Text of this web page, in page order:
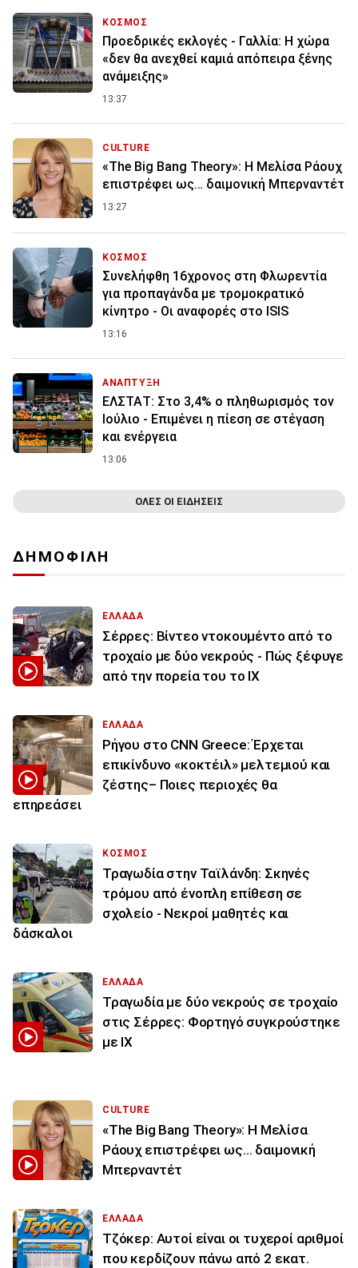
ΚΟΣΜΟΣ
Προεδρικές εκλογές - Γαλλία: Η χώρα
«δεν θα ανεχθεί καμιά απόπειρα ξένης
ανάμειξης»
13:37
CULTURE
«The Big Bang Theory»: Η Μελίσα Ράουχ
επιστρέφει ως… δαιμονική Μπερναντέτ
13:27
ΚΟΣΜΟΣ
Συνελήφθη 16χρονος στη Φλωρεντία
για προπαγάνδα με τρομοκρατικό
κίνητρο - Οι αναφορές στο ISIS
13:16
ΑΝΑΠΤΥΞΗ
ΕΛΣΤΑΤ: Στο 3,4% ο πληθωρισμός τον
Ιούλιο - Επιμένει η πίεση σε στέγαση
και ενέργεια
13:06
ΟΛΕΣ ΟΙ ΕΙΔΗΣΕΙΣ
ΔΗΜΟΦΙΛΗ
ΕΛΛΑΔΑ
Σέρρες: Βίντεο ντοκουμέντο από το
τροχαίο με δύο νεκρούς - Πώς ξέφυγε
από την πορεία του το ΙΧ
ΕΛΛΑΔΑ
Ρήγου στο CNN Greece: Έρχεται
επικίνδυνο «κοκτέιλ» μελτεμιού και
ζέστης– Ποιες περιοχές θα
επηρεάσει
ΚΟΣΜΟΣ
Τραγωδία στην Ταϊλάνδη: Σκηνές
τρόμου από ένοπλη επίθεση σε
σχολείο - Νεκροί μαθητές και
δάσκαλοι
ΕΛΛΑΔΑ
Τραγωδία με δύο νεκρούς σε τροχαίο
στις Σέρρες: Φορτηγό συγκρούστηκε
με ΙΧ
CULTURE
«The Big Bang Theory»: Η Μελίσα
Ράουχ επιστρέφει ως… δαιμονική
Μπερναντέτ
ΕΛΛΑΔΑ
Τζόκερ: Αυτοί είναι οι τυχεροί αριθμοί
που κερδίζουν πάνω από 2 εκατ.